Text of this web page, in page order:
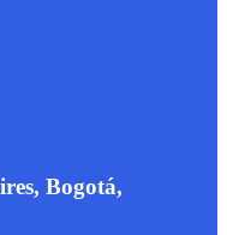
Bogotá,